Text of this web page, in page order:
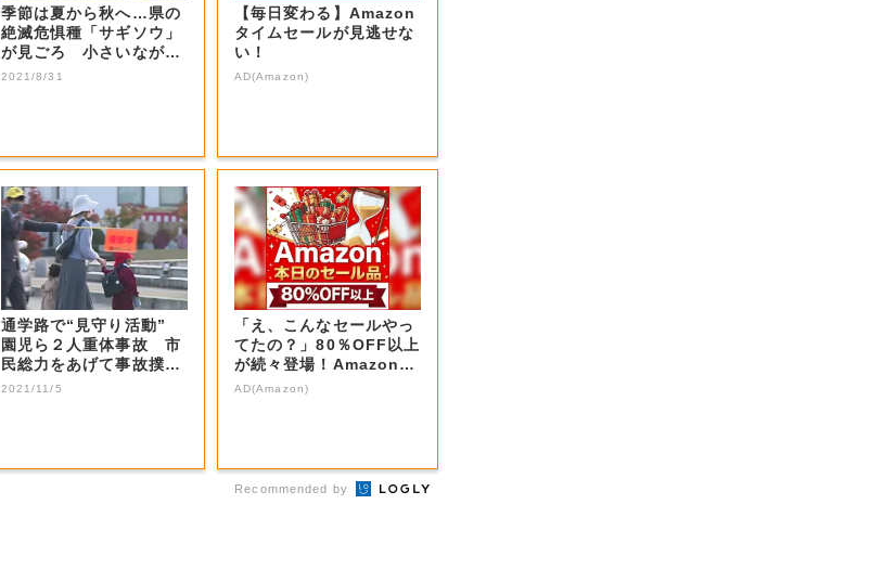
季節は夏から秋へ…県の
絶滅危惧種「サギソウ」
が見ごろ 小さいながら
も優雅な姿【岡...
2021/8/31
【毎日変わる】Amazon
タイムセールが見逃せな
い！
AD(Amazon)
通学路で“見守り活動”
園児ら２人重体事故 市
民総力をあげて事故撲滅
へ【岡山・総...
2021/11/5
「え、こんなセールやっ
てたの？」80％OFF以上
が続々登場！Amazonの
本気が...
AD(Amazon)
Recommended by